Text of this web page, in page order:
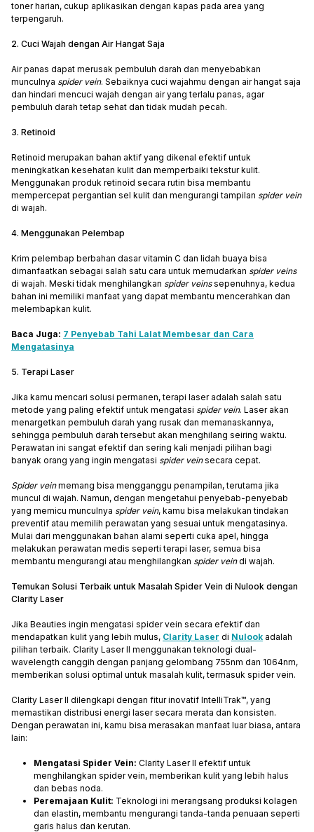
toner harian, cukup aplikasikan dengan kapas pada area yang
terpengaruh.
2. Cuci Wajah dengan Air Hangat Saja
Air panas dapat merusak pembuluh darah dan menyebabkan
munculnya spider vein. Sebaiknya cuci wajahmu dengan air hangat saja
dan hindari mencuci wajah dengan air yang terlalu panas, agar
pembuluh darah tetap sehat dan tidak mudah pecah.
3. Retinoid
Retinoid merupakan bahan aktif yang dikenal efektif untuk
meningkatkan kesehatan kulit dan memperbaiki tekstur kulit.
Menggunakan produk retinoid secara rutin bisa membantu
mempercepat pergantian sel kulit dan mengurangi tampilan spider vein
di wajah.
4. Menggunakan Pelembap
Krim pelembap berbahan dasar vitamin C dan lidah buaya bisa
dimanfaatkan sebagai salah satu cara untuk memudarkan spider veins
di wajah. Meski tidak menghilangkan spider veinssepenuhnya, kedua
bahan ini memiliki manfaat yang dapat membantu mencerahkan dan
melembapkan kulit.
Baca Juga: 7 Penyebab Tahi Lalat Membesar dan Cara
Mengatasinya
5. Terapi Laser
Jika kamu mencari solusi permanen, terapi laser adalah salah satu
metode yang paling efektif untuk mengatasi spider vein. Laser akan
menargetkan pembuluh darah yang rusak dan memanaskannya,
sehingga pembuluh darah tersebut akan menghilang seiring waktu.
Perawatan ini sangat efektif dan sering kali menjadi pilihan bagi
banyak orang yang ingin mengatasi spider veinsecara cepat.
Spider veinmemang bisa mengganggu penampilan, terutama jika
muncul di wajah. Namun, dengan mengetahui penyebab-penyebab
yang memicu munculnya spider vein, kamu bisa melakukan tindakan
preventif atau memilih perawatan yang sesuai untuk mengatasinya.
Mulai dari menggunakan bahan alami seperti cuka apel, hingga
melakukan perawatan medis seperti terapi laser, semua bisa
membantu mengurangi atau menghilangkan spider veindi wajah.
Temukan Solusi Terbaik untuk Masalah Spider Vein di Nulook dengan
Clarity Laser
Jika Beauties ingin mengatasi spider vein secara efektif dan
mendapatkan kulit yang lebih mulus, Clarity Laser di Nulook adalah
pilihan terbaik. Clarity Laser II menggunakan teknologi dual-
wavelength canggih dengan panjang gelombang 755nm dan 1064nm,
memberikan solusi optimal untuk masalah kulit, termasuk spider vein.
Clarity Laser II dilengkapi dengan fitur inovatif IntelliTrak™, yang
memastikan distribusi energi laser secara merata dan konsisten.
Dengan perawatan ini, kamu bisa merasakan manfaat luar biasa, antara
lain:
Mengatasi Spider Vein: Clarity Laser II efektif untuk
menghilangkan spider vein, memberikan kulit yang lebih halus
dan bebas noda.
Peremajaan Kulit: Teknologi ini merangsang produksi kolagen
dan elastin, membantu mengurangi tanda-tanda penuaan seperti
garis halus dan kerutan.